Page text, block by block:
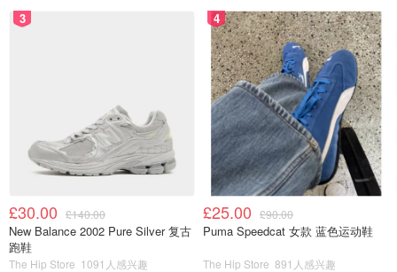
3
£30.00 £140.00
New Balance 2002 Pure Silver 复古
跑鞋
The Hip Store 1091人感兴趣
4
£25.00 £90.00
Puma Speedcat 女款 蓝色运动鞋
The Hip Store 891人感兴趣